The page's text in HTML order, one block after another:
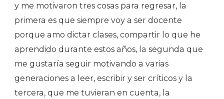
y me motivaron tres cosas para regresar, la
primera es que siempre voy a ser docente
porque amo dictar clases, compartir lo que he
aprendido durante estos años, la segunda que
me gustaría seguir motivando a varias
generaciones a leer, escribir y ser críticos y la
tercera, que me tuvieran en cuenta, la